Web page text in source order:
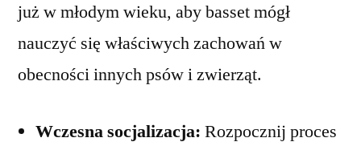
już w młodym wieku, aby basset mógł
nauczyć się właściwych zachowań w
obecności innych psów i zwierząt.
Wczesna socjalizacja: Rozpocznij proces